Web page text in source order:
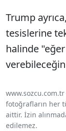
Trump
tesislerine
halinde
fotoğrafların her
aittir. İzin
edilemez.